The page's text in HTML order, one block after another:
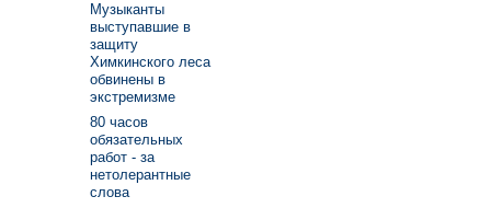
Музыканты
выступавшие в
защиту
Химкинского леса
обвинены в
экстремизме
80 часов
обязательных
работ - за
нетолерантные
слова